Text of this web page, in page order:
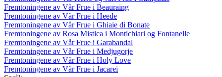
Fremtoningene av Vår Frue i Beauraing
Fremtoningene av Vår Frue i Heede
Fremtoningene av Vår Frue i Ghiaie di Bonate
Fremtoningene av Rosa Mistica i Montichiari og Fontanelle
Fremtoningene av Vår Frue i Garabandal
Fremtoningene av Vår Frue i Medjugorje
Fremtoningene av Vår Frue i Holy Love
Fremtoningene av Vår Frue i Jacarei